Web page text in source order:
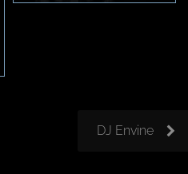
DJ Envine